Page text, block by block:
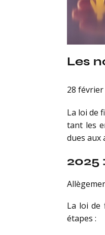
Les
28 février
La loi de
tant les
dues aux
2025
La loi de
étapes :